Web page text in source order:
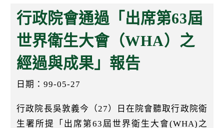
行政院會通過「出席第63屆
世界衛生大會（WHA）之
經過與成果」報告
日期：99-05-27
行政院長吳敦義今（27）日在院會聽取行政院衛
生署所提「出席第63屆世界衛生大會(WHA)之